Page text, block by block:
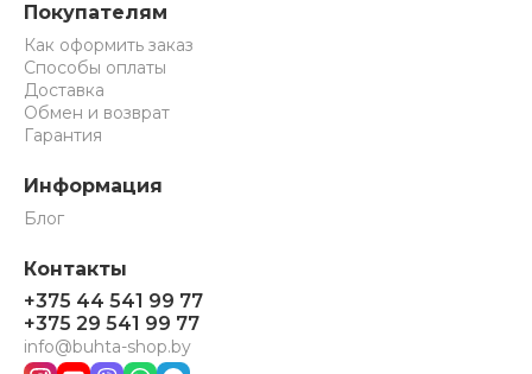
Покупателям
Как оформить заказ
Способы оплаты
Доставка
Обмен и возврат
Гарантия
Информация
Блог
Контакты
+375 44 541 99 77
+375 29 541 99 77
info@buhta-shop.by